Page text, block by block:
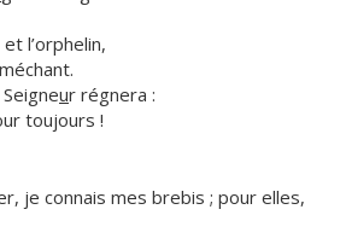
l’orphelin,
ur régnera :
toujours !
je connais mes brebis ; pour elles,